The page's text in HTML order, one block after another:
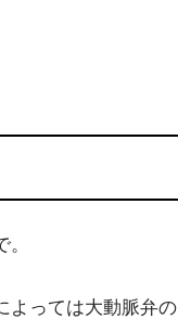
よっては大動脈弁の